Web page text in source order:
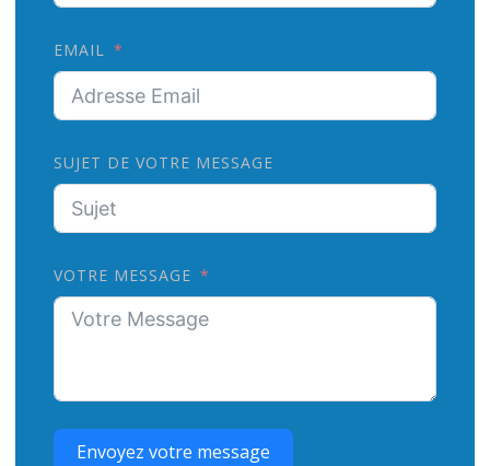
EMAIL
SUJET DE VOTRE MESSAGE
VOTRE MESSAGE
Envoyez votre message